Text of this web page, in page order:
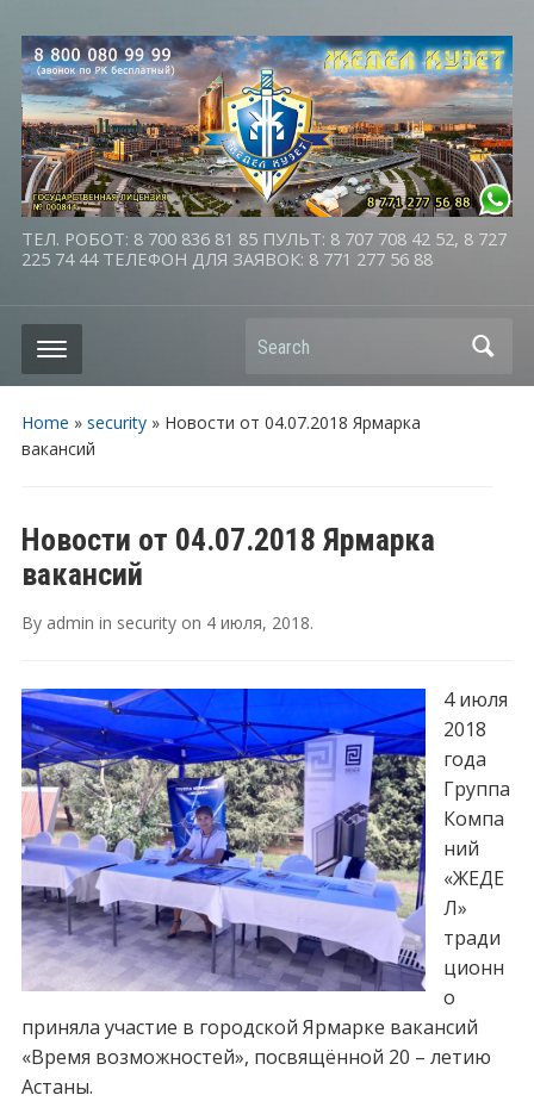
ТЕЛ. РОБОТ: 8 700 836 81 85 ПУЛЬТ: 8 707 708 42 52, 8 727
225 74 44 ТЕЛЕФОН ДЛЯ ЗАЯВОК: 8 771 277 56 88
Search
Home » security» Новости от 04.07.2018 Ярмарка
вакансий
Новости от 04.07.2018 Ярмарка
вакансий
By admin in securityon 4 июля, 2018.
4 июля
2018
года
Группа
Компа
ний
«ЖЕДЕ
Л»
тради
ционн
о
приняла участие в городской Ярмарке вакансий
«Время возможностей», посвящённой 20 – летию
Астаны.